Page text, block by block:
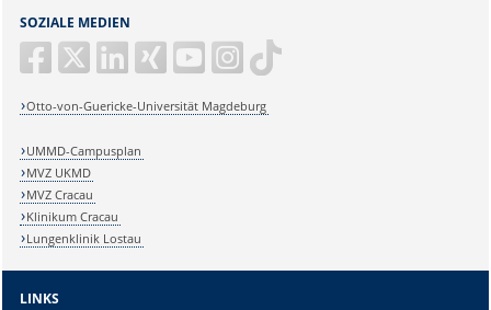
SOZIALE MEDIEN
Otto-von-Guericke-Universität Magdeburg
UMMD-Campusplan
MVZ UKMD
MVZ Cracau
Klinikum Cracau
Lungenklinik Lostau
LINKS